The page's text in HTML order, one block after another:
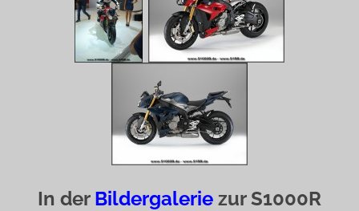
In der Bildergalerie zur S1000R